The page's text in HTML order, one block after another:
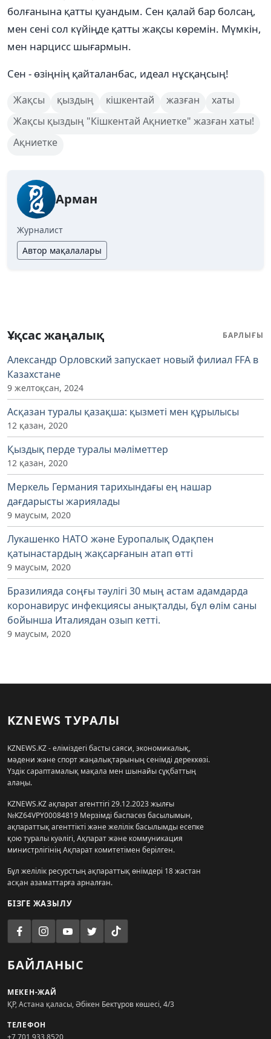
болғанына қатты қуандым. Сен қалай бар болсаң,
мен сені сол күйіңде қатты жақсы көремін. Мүмкін,
мен нарцисс шығармын.
Сен - өзіңнің қайталанбас, идеал нұсқаңсың!
Жақсы қыздың кішкентай жазған
хаты
Жақсы қыздың "Кішкентай Ақниетке" жазған хаты!
Ақниетке
Арман
Журналист
Автор мақалалары
Ұқсас жаңалық БАРЛЫҒЫ
Александр Орловский запускает новый филиал FFA в
Казахстане
9 желтоқсан, 2024
Асқазан туралы қазақша: қызметі мен құрылысы
12 қазан, 2020
Қыздық перде туралы мәліметтер
12 қазан, 2020
Меркель Германия тарихындағы ең нашар
дағдарысты жариялады
9 маусым, 2020
Лукашенко НАТО және Еуропалық Одақпен
қатынастардың жақсарғанын атап өтті
9 маусым, 2020
Бразилияда соңғы тәулігі 30 мың астам адамдарда
коронавирус инфекциясы анықталды, бұл өлім саны
бойынша Италиядан озып кетті.
9 маусым, 2020
KZNEWS ТУРАЛЫ
KZNEWS.KZ - еліміздегі басты саяси, экономикалық,
мәдени және спорт жаңалықтарының сенімді дереккөзі.
Үздік сараптамалық мақала мен шынайы сұқбаттың
алаңы.
KZNEWS.KZ ақпарат агенттігі 29.12.2023 жылғы
№KZ64VPY00084819 Мерзімді баспасөз басылымын,
ақпараттық агенттікті және желілік басылымды есепке
қою туралы куәлігі, Ақпарат және коммуникация
министрлігінің Ақпарат комитетімен берілген.
Бұл желілік ресурстың ақпараттық өнімдері 18 жастан
асқан азаматтарға арналған.
БІЗГЕ ЖАЗЫЛУ
БАЙЛАНЫС
МЕКЕН-ЖАЙ
ҚР, Астана қаласы, Әбікен Бектұров көшесі, 4/3
ТЕЛЕФОН
+7 701 933 8520